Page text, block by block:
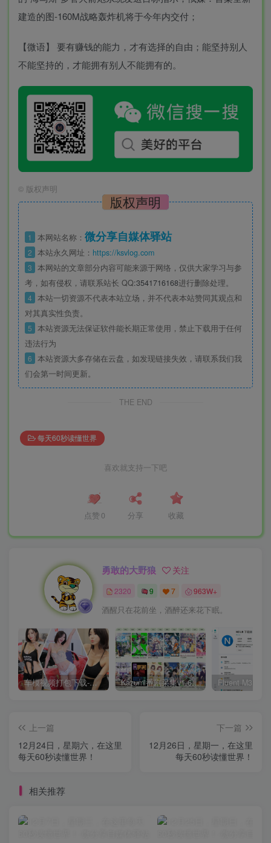
建造的图-160M战略轰炸机将于今年内交付；
【微语】 要有赚钱的能力，才有选择的自由；能坚持别人
不能坚持的，才能拥有别人不能拥有的。
© 版权声明
版权声明
1 本网站名称： 微分享自媒体驿站
2 本站永久网址： https://ksvlog.com
3 本网站的文章部分内容可能来源于网络，仅供大家学习与参
考，如有侵权，请联系站长 QQ:3541716168进行删除处理。
4 本站一切资源不代表本站立场，并不代表本站赞同其观点和
对其真实性负责。
5 本站资源无法保证软件能长期正常使用，禁止下载用于任何
违法行为
6 本站资源大多存储在云盘，如发现链接失效，请联系我们我
们会第一时间更新。
THE END
每天60秒读懂世界
喜欢就支持一下吧
点赞 0 分享 收藏
勇敢的大野狼 关注
2320 9 7 963W+
酒醒只在花前坐，酒醉还来花下眠。
车模视频打包下载-高清无水印版 Kazumi番剧采集v1.6.9：支持自定义规则+在线观看+弹幕，跨平台下载
上一篇
12月24日，星期六，在这里
每天60秒读懂世界！
下一篇
12月26日，星期一，在这里
每天60秒读懂世界！
相关推荐